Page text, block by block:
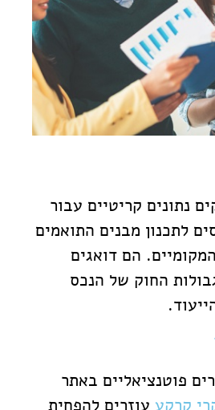
נתונים קריטיים עבור
לתכנון מבנים התואמים
הם דואגים
החוק של הנכס
פוטנציאליים באתר